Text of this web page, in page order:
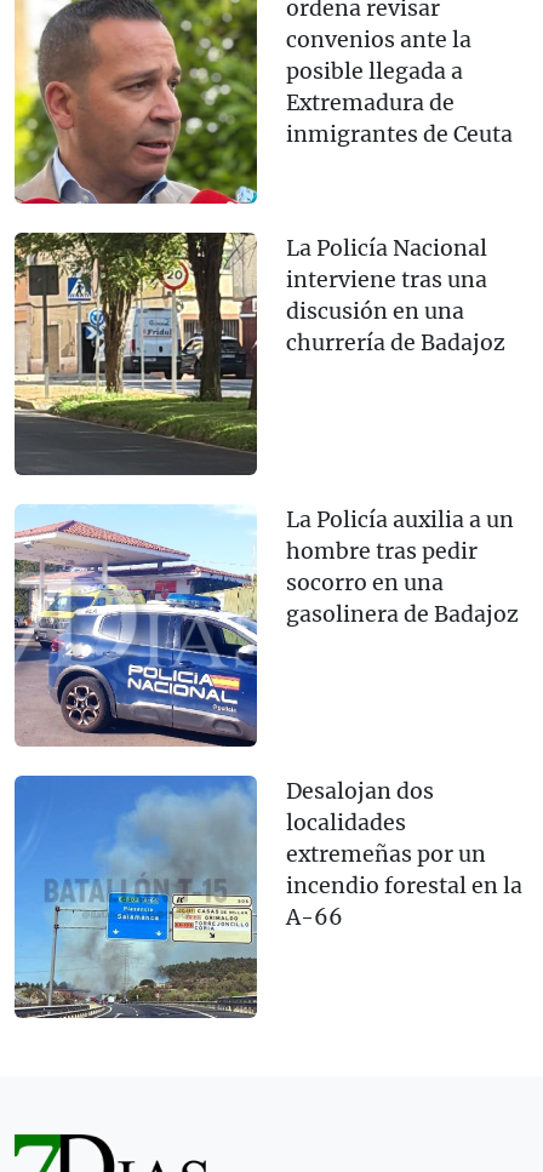
ordena revisar
convenios ante la
posible llegada a
Extremadura de
inmigrantes de Ceuta
La Policía Nacional
interviene tras una
discusión en una
churrería de Badajoz
La Policía auxilia a un
hombre tras pedir
socorro en una
gasolinera de Badajoz
Desalojan dos
localidades
extremeñas por un
incendio forestal en la
A-66